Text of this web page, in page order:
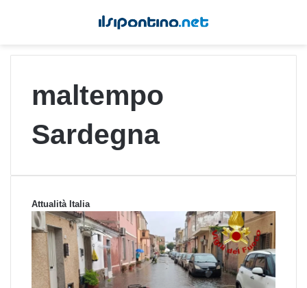
maltempo
Sardegna
Attualità Italia